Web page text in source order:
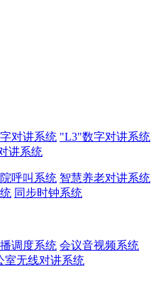
对讲系统 "L3"数字对讲系统
讲系统
呼叫系统 智慧养老对讲系统
同步时钟系统
调度系统 会议音视频系统
室无线对讲系统